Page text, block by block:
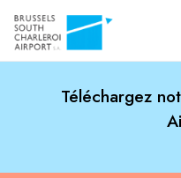
Téléchargez